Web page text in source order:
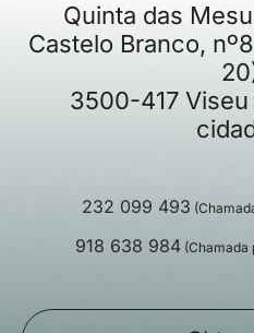
Quinta das
Castelo Branco,
3500-417
232 099 493
918 638 984 (Chamada